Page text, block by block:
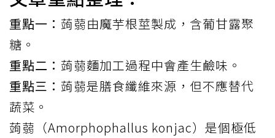
重點一： 蒟蒻由魔芋根莖製成，含葡甘露聚
糖。
重點二： 蒟蒻麵加工過程中會產生鹼味。
重點三： 蒟蒻是膳食纖維來源，但不應替代
蔬菜。
蒟蒻 （Amorphophallus konjac）是個極低